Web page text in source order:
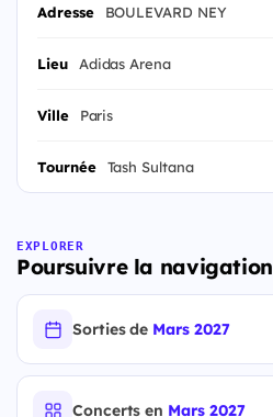
Adresse BOULEVARD NEY
Lieu Adidas Arena
Ville Paris
Tournée Tash Sultana
EXPLORER
Poursuivre la navigation
Sorties de Mars 2027
Concerts en Mars 2027